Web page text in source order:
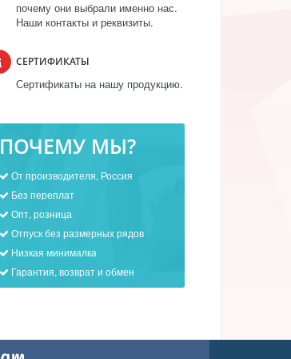
почему они выбрали именно нас.
Наши контакты и реквизиты.
СЕРТИФИКАТЫ
Сертификаты на нашу продукцию.
ПОЧЕМУ МЫ?
От производителя, Россия
Без переплат
Опт, розница
Отпуск без размерных рядов
Низкая минималка
Гарантия, возврат и обмен